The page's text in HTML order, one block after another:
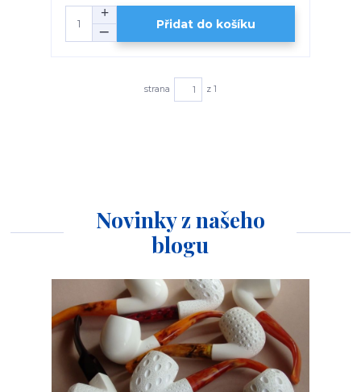
Přidat do košíku
strana z 1
Novinky z našeho
blogu